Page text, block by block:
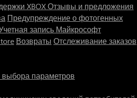
XBOXОтзывы и предложения
Предупреждение о фотогенных
запись Майкрософт
Возвраты Отслеживание заказов
параметров